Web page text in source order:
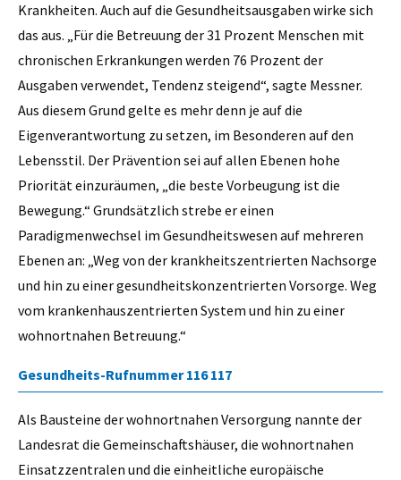
Krankheiten. Auch auf die Gesundheitsausgaben wirke sich
das aus. „Für die Betreuung der 31 Prozent Menschen mit
chronischen Erkrankungen werden 76 Prozent der
Ausgaben verwendet, Tendenz steigend“, sagte Messner.
Aus diesem Grund gelte es mehr denn je auf die
Eigenverantwortung zu setzen, im Besonderen auf den
Lebensstil. Der Prävention sei auf allen Ebenen hohe
Priorität einzuräumen, „die beste Vorbeugung ist die
Bewegung.“ Grundsätzlich strebe er einen
Paradigmenwechsel im Gesundheitswesen auf mehreren
Ebenen an: „Weg von der krankheitszentrierten Nachsorge
und hin zu einer gesundheitskonzentrierten Vorsorge. Weg
vom krankenhauszentrierten System und hin zu einer
wohnortnahen Betreuung.“
Gesundheits-Rufnummer 116 117
Als Bausteine der wohnortnahen Versorgung nannte der
Landesrat die Gemeinschaftshäuser, die wohnortnahen
Einsatzzentralen und die einheitliche europäische